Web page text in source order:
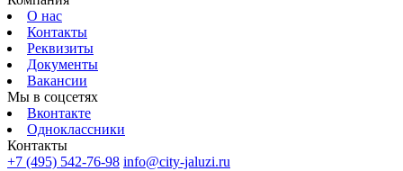
О нас
Контакты
Реквизиты
Документы
Вакансии
Мы в соцсетях
Вконтакте
Одноклассники
Контакты
+7 (495) 542-76-98 info@city-jaluzi.ru